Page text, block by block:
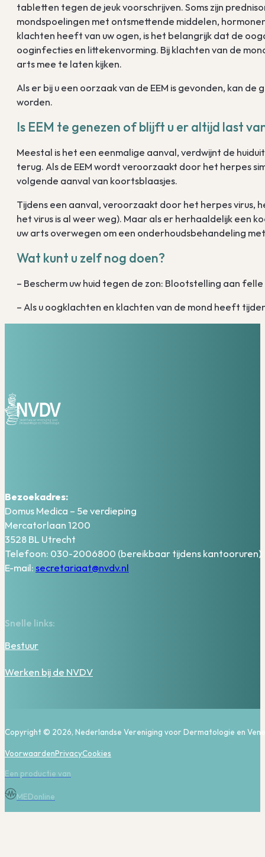
tabletten tegen de jeuk voorschrijven. Soms zijn
mondspoelingen met ontsmettende middelen,
klachten heeft van uw ogen, is het belangrijk dat de
ooginfecties en littekenvorming. Bij klachten van de
arts mee te laten kijken.
Als er bij u een oorzaak van de EEM is gevonden, kan
worden.
Is EEM te genezen of blijft u er altijd last
Meestal is het een eenmalige aanval, verdwijnt de
terug. Als de EEM wordt veroorzaakt door het herpes
volgende aanval van koortsblaasjes.
Tijdens een aanval, veroorzaakt door het herpes
het virus is al weer weg). Maar als er herhaaldelijk een
uw arts overwegen om een onderhoudsbehandeling
Wat kunt u zelf nog doen?
– Bescherm uw huid tegen de zon: Blootstelling aan
– Als u oogklachten en klachten van de mond heeft
Bezoekadres:
Domus Medica – 5e verdieping
Mercatorlaan 1200
3528 BL Utrecht
Telefoon: 030-2006800 (bereikbaar tijdens kantooruren)
E-mail: secretariaat@nvdv.nl
Snelle links:
Bestuur
Werken bij de NVDV
Copyright © 2026, Nederlandse Vereniging voor Dermatologie en
VoorwaardenPrivacyCookies
Een productie van
MEDonline